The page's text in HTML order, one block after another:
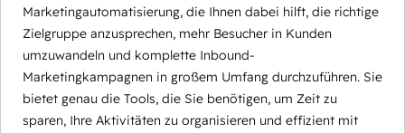
Marketingautomatisierung, die Ihnen dabei hilft, die richtige
Zielgruppe anzusprechen, mehr Besucher in Kunden
umzuwandeln und komplette Inbound-
Marketingkampagnen in großem Umfang durchzuführen. Sie
bietet genau die Tools, die Sie benötigen, um Zeit zu
sparen, Ihre Aktivitäten zu organisieren und effizient mit